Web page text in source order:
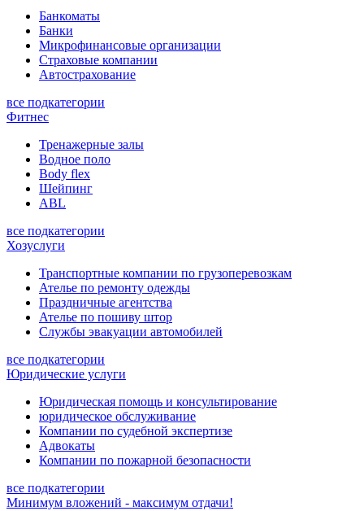
Банкоматы
Банки
Микрофинансовые организации
Страховые компании
Автострахование
все подкатегории
Фитнес
Тренажерные залы
Водное поло
Body flex
Шейпинг
ABL
все подкатегории
Хозуслуги
Транспортные компании по грузоперевозкам
Ателье по ремонту одежды
Праздничные агентства
Ателье по пошиву штор
Службы эвакуации автомобилей
все подкатегории
Юридические услуги
Юридическая помощь и консультирование
юридическое обслуживание
Компании по судебной экспертизе
Адвокаты
Компании по пожарной безопасности
все подкатегории
Минимум вложений - максимум отдачи!